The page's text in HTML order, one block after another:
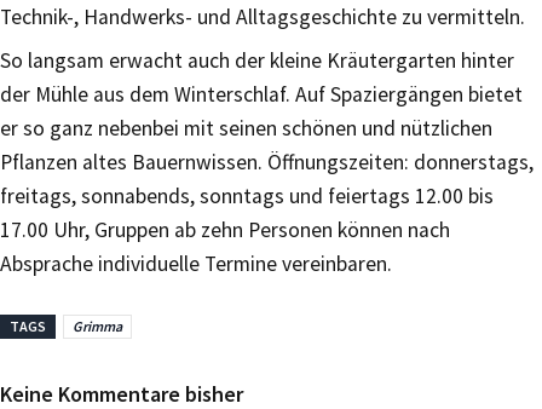
Technik-, Handwerks- und Alltagsgeschichte zu vermitteln.
So langsam erwacht auch der kleine Kräutergarten hinter
der Mühle aus dem Winterschlaf. Auf Spaziergängen bietet
er so ganz nebenbei mit seinen schönen und nützlichen
Pflanzen altes Bauernwissen. Öffnungszeiten: donnerstags,
freitags, sonnabends, sonntags und feiertags 12.00 bis
17.00 Uhr, Gruppen ab zehn Personen können nach
Absprache individuelle Termine vereinbaren.
TAGS Grimma
Keine Kommentare bisher